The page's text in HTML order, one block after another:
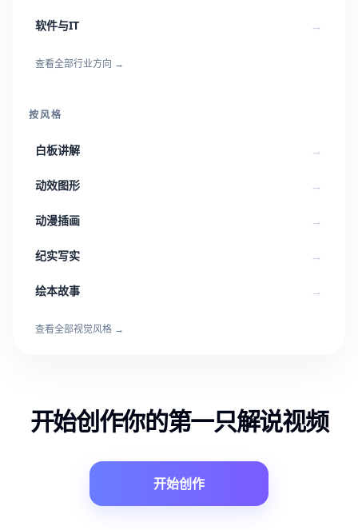
软件与IT →
查看全部行业方向 →
按风格
白板讲解 →
动效图形 →
动漫插画 →
纪实写实 →
绘本故事 →
查看全部视觉风格 →
开始创作你的第一只解说视频
开始创作